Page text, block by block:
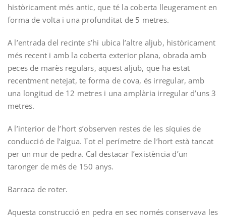
històricament més antic, que té la coberta lleugerament en
forma de volta i una profunditat de 5 metres.
A l’entrada del recinte s’hi ubica l’altre aljub, històricament
més recent i amb la coberta exterior plana, obrada amb
peces de marès regulars, aquest aljub, que ha estat
recentment netejat, te forma de cova, és irregular, amb
una longitud de 12 metres i una amplària irregular d’uns 3
metres.
A l’interior de l’hort s’observen restes de les síquies de
conducció de l’aigua. Tot el perímetre de l’hort està tancat
per un mur de pedra. Cal destacar l’existència d’un
taronger de més de 150 anys.
Barraca de roter.­
Aquesta construcció en pedra en sec només conservava les